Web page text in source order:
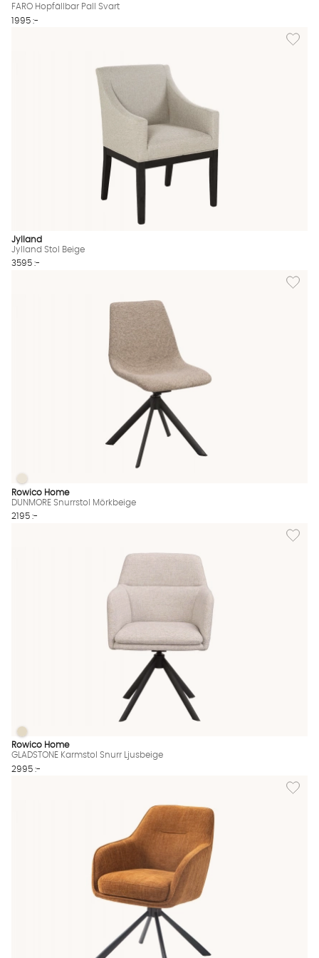
FARO Hopfällbar Pall Svart
1995 :-
Lägg
Jylland
Jylland Stol Beige
3595 :-
Lägg
DUNMORE Snurrstol Mörkbeige Finns även i dessa färger:
DUNMORE Snurrstol Mörkbeige
Rowico Home
DUNMORE Snurrstol Mörkbeige
2195 :-
Lägg
GLADSTONE Karmstol Snurr Ljusbeige Finns även i dessa
GLADSTONE Karmstol Snurr Ljusbeige
Rowico Home
GLADSTONE Karmstol Snurr Ljusbeige
2995 :-
Lägg